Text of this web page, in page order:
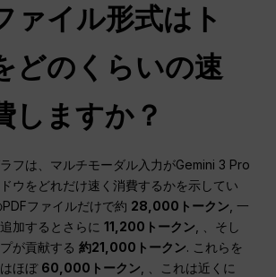
ァイル形式はト
どのくらいの速
しますか？
フは、マルチモーダル入力がGemini 3 Pro
ウをどれだけ速く消費するかを示してい
ファイルだけで約 28,000トークン , 一
加するとさらに11,200トークン , 、そし
が貢献する約21,000トークン. これらを
ほぼ 60,000トークン , 、これは近くに